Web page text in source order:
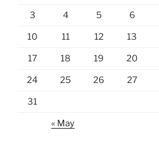
3 4 5 6
10 11 12 13
17 18 19 20
24 25 26 27
31
« May